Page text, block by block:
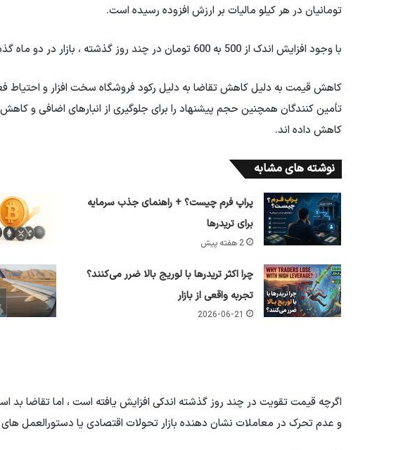
تومانیان در هر کیلو مالیات بر ارزش افزوده رسیده است.
با وجود افزایش اندک از 500 به 600 تومان در چند روز گذشته ، بازار در دو ماه گذشته کاهش تقریبی را به ثبت رسانده است.
کاهش قیمت به دلیل کاهش تقاضا به دلیل رکود فروشگاه سخت افزار و احتیاط
تأمین کنندگان همچنین حجم پیشنهاد را برای جلوگیری از انبارهای اضافی و
کاهش داده اند.
نوشته های مشابه
پراپ فرم چیست؟ + راهنمای جذب سرمایه
برای تریدرها
2 هفته پیش
چرا اکثر تریدرها با لوریج بالا ضرر می‌کنند؟
تجربه واقعی از بازار
2026-06-21
اگرچه قیمت تقویت در چند روز گذشته اندکی افزایش یافته است ، اما تقاضا بد
و عدم تحرک در معاملات نشان دهنده بازار تحولات اقتصادی یا دستورالعمل